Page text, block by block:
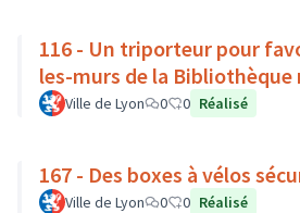
116 - Un triporteur pour
les-murs de la Bibliothèque
Ville de Lyon 0 0 Réalisé
167 - Des boxes à vélos
Ville de Lyon 0 0 Réalisé